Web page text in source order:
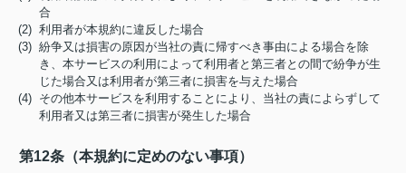
合
(2) 利用者が本規約に違反した場合
(3) 紛争又は損害の原因が当社の責に帰すべき事由による場合を除
き、本サービスの利用によって利用者と第三者との間で紛争が生
じた場合又は利用者が第三者に損害を与えた場合
(4) その他本サービスを利用することにより、当社の責によらずして
利用者又は第三者に損害が発生した場合
第12条（本規約に定めのない事項）